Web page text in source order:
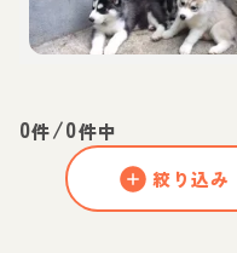
0件/0件中
絞り込み